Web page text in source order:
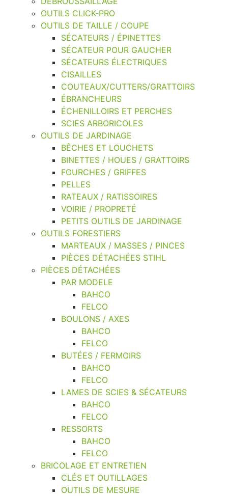
OUTILS CLICK-PRO
OUTILS DE TAILLE / COUPE
SÉCATEURS / ÉPINETTES
SÉCATEUR POUR GAUCHER
SÉCATEURS ÉLECTRIQUES
CISAILLES
COUTEAUX/CUTTERS/GRATTOIRS
ÉBRANCHEURS
ÉCHENILLOIRS ET PERCHES
SCIES ARBORICOLES
OUTILS DE JARDINAGE
BÊCHES ET LOUCHETS
BINETTES / HOUES / GRATTOIRS
FOURCHES / GRIFFES
PELLES
RATEAUX / RATISSOIRES
VOIRIE / PROPRETÉ
PETITS OUTILS DE JARDINAGE
OUTILS FORESTIERS
MARTEAUX / MASSES / PINCES
PIÈCES DÉTACHÉES STIHL
PIÈCES DÉTACHÉES
PAR MODELE
BAHCO
FELCO
BOULONS / AXES
BAHCO
FELCO
BUTÉES / FERMOIRS
BAHCO
FELCO
LAMES DE SCIES & SÉCATEURS
BAHCO
FELCO
RESSORTS
BAHCO
FELCO
BRICOLAGE ET ENTRETIEN
CLÉS ET OUTILLAGES
OUTILS DE MESURE